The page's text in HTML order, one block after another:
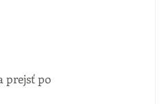
prejsť po